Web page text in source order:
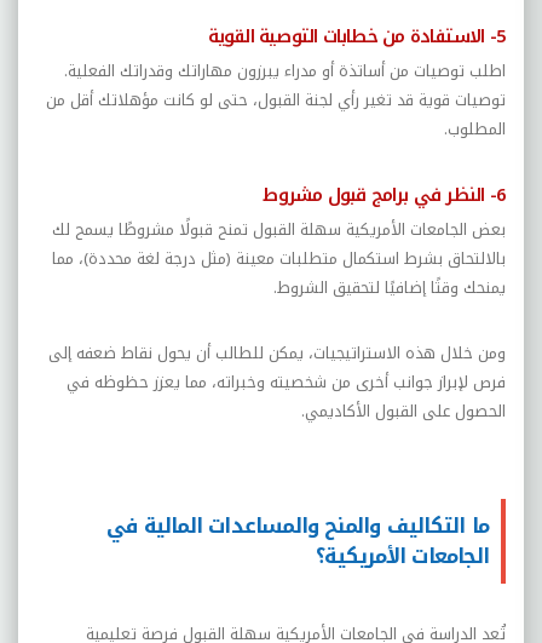
5- الاستفادة من خطابات التوصية القوية
اطلب توصيات من أساتذة أو مدراء يبرزون مهاراتك وقدراتك الفعلية.
توصيات قوية قد تغير رأي لجنة القبول، حتى لو كانت مؤهلاتك أقل من
المطلوب.
6- النظر في برامج قبول مشروط
بعض الجامعات الأمريكية سهلة القبول تمنح قبولًا مشروطًا يسمح لك
بالالتحاق بشرط استكمال متطلبات معينة (مثل درجة لغة محددة)، مما
يمنحك وقتًا إضافيًا لتحقيق الشروط.
ومن خلال هذه الاستراتيجيات، يمكن للطالب أن يحول نقاط ضعفه إلى
فرص لإبراز جوانب أخرى من شخصيته وخبراته، مما يعزز حظوظه في
الحصول على القبول الأكاديمي.
ما التكاليف والمنح والمساعدات المالية في
الجامعات الأمريكية؟
تُعد الدراسة في الجامعات الأمريكية سهلة القبول فرصة تعليمية